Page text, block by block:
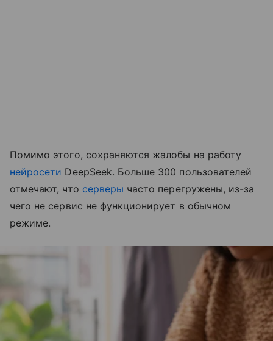
Помимо этого, сохраняются жалобы на работу
нейросети DeepSeek. Больше 300 пользователей
отмечают, что серверы часто перегружены, из-за
чего не сервис не функционирует в обычном
режиме.